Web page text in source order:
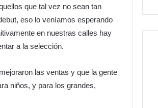
que tal vez no sean tan
eso lo veníamos esperando
en nuestras calles hay
a la selección.
las ventas y que la gente
niños, y para los grandes,